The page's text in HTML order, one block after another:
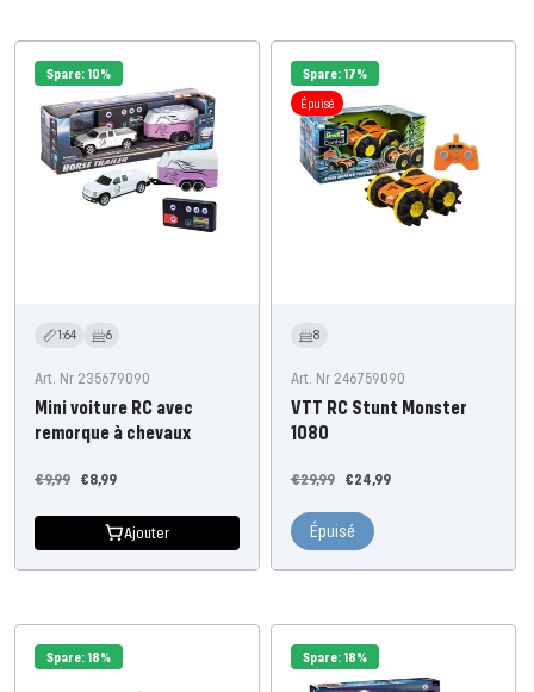
Spare: 10%
1:64 6
Art. Nr 235679090
Mini voiture RC avec
remorque à chevaux
Prix
l'offre
€8,99
Prix
€9,99
Ajouter
Spare: 17%
Épuisé
8
Art. Nr 246759090
VTT RC Stunt Monster
1080
Prix
l'offre
€24,99
Prix
€29,99
Épuisé
Spare: 18% Spare: 18%